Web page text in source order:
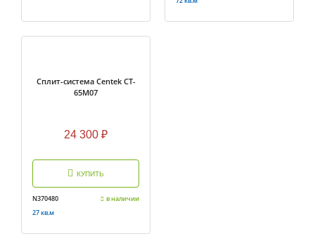
Сплит-система Centek CT-
65M07
24 300 ₽
КУПИТЬ
N370480
в наличии
27 кв.м